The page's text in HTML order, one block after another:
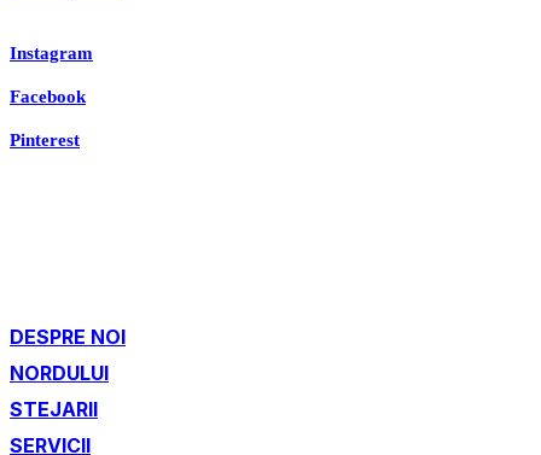
Instagram
Facebook
Pinterest
DESPRE NOI
NORDULUI
STEJARII
SERVICII